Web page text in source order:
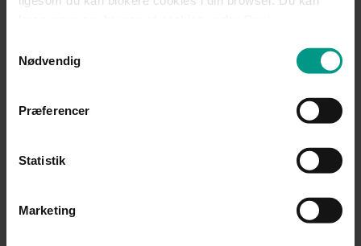
behandling af personoplysninger.
Nødvendig
Præferencer
Statistik
Marketing
Mobil:+45 3131 6581
Nyheder